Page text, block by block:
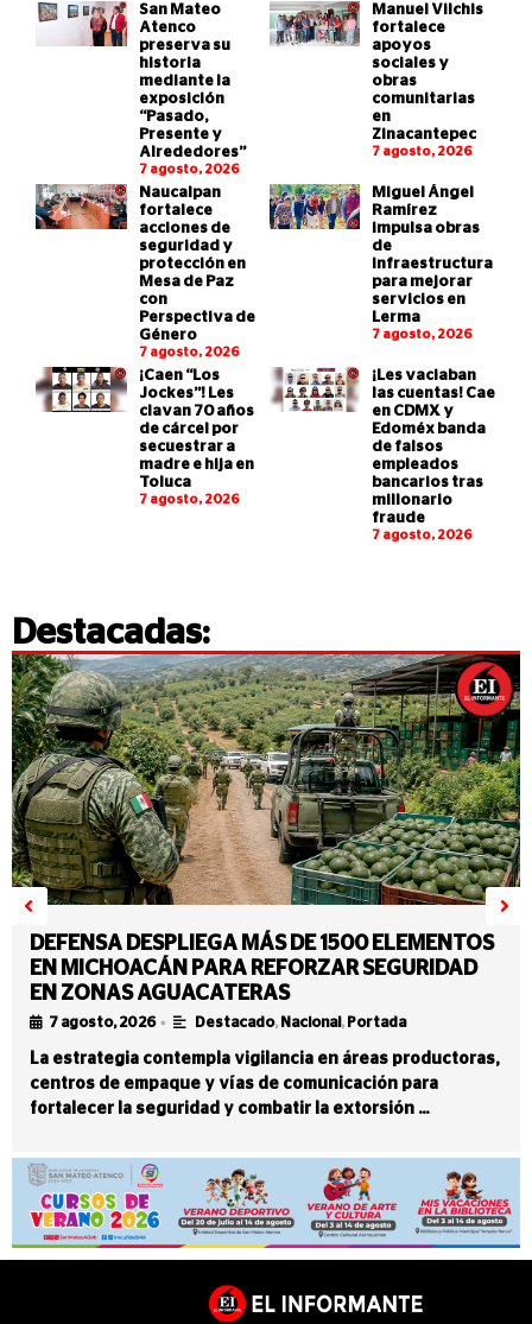
San Mateo
Atenco
preserva su
historia
mediante la
exposición
“Pasado,
Presente y
Alrededores”
7 agosto, 2026
Manuel Vilchis
fortalece
apoyos
sociales y
obras
comunitarias
en
Zinacantepec
7 agosto, 2026
Naucalpan
fortalece
acciones de
seguridad y
protección en
Mesa de Paz
con
Perspectiva de
Género
7 agosto, 2026
Miguel Ángel
Ramírez
impulsa obras
de
infraestructura
para mejorar
servicios en
Lerma
7 agosto, 2026
¡Caen “Los
Jockes”! Les
clavan 70 años
de cárcel por
secuestrar a
madre e hija en
Toluca
7 agosto, 2026
¡Les vaciaban
las cuentas! Cae
en CDMX y
Edoméx banda
de falsos
empleados
bancarios tras
millonario
fraude
7 agosto, 2026
Destacadas:
DEFENSA DESPLIEGA MÁS DE 1500 ELEMENTOS
EN MICHOACÁN PARA REFORZAR SEGURIDAD
EN ZONAS AGUACATERAS
7 agosto, 2026 • Destacado, Nacional , Portada
La estrategia contempla vigilancia en áreas productoras,
centros de empaque y vías de comunicación para
fortalecer la seguridad y combatir la extorsión …